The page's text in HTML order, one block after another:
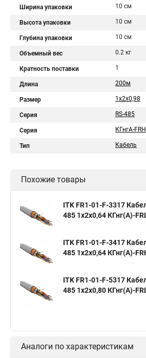
Ширина упаковки 10 см
Высота упаковки 10 см
Глубина упаковки 10 см
Объемный вес 0.2 кг
Кратность поставки 1
Длина 200м
Размер 1х2х0,98
Серия RS-485
Серия КГнгА-
Тип Кабель
Похожие товары
ITK FR1-01-F-3317
485 1х2х0,64 КГнг(А)-
ITK FR1-01-F-3417
485 1х2х0,64 КГнг(А)-
ITK FR1-01-F-5317
485 1х2х0,80 КГнг(А)-
Аналоги по характеристикам